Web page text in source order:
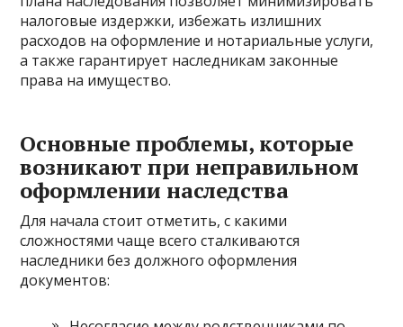
налоговые издержки, избежать излишних
расходов на оформление и нотариальные услуги,
а также гарантирует наследникам законные
права на имущество.
Основные проблемы, которые
возникают при неправильном
оформлении наследства
Для начала стоит отметить, с какими
сложностями чаще всего сталкиваются
наследники без должного оформления
документов: